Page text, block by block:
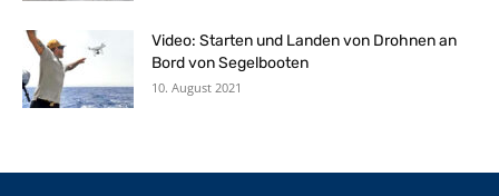
Video: Starten und Landen von Drohnen an
Bord von Segelbooten
10. August 2021